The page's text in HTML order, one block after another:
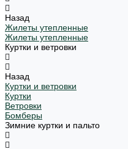
Назад
Жилеты утепленные
Жилеты утепленные
Куртки и ветровки
Назад
Куртки и ветровки
Куртки
Ветровки
Бомберы
Зимние куртки и пальто